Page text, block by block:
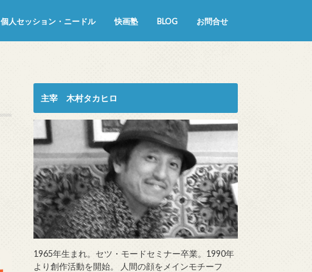
個人セッション・ニードル 快画塾 BLOG お問合せ
主宰 木村タカヒロ
1965年生まれ。セツ・モードセミナー卒業。1990年
より創作活動を開始。 人間の顔をメインモチーフ